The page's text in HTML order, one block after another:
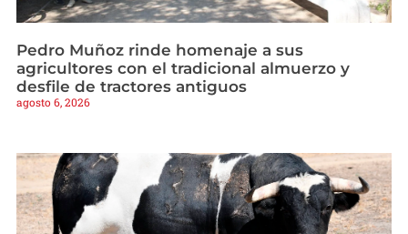
Pedro Muñoz rinde homenaje a sus
agricultores con el tradicional almuerzo y
desfile de tractores antiguos
agosto 6, 2026